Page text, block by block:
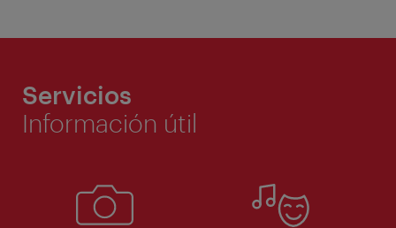
Servicios
Información útil